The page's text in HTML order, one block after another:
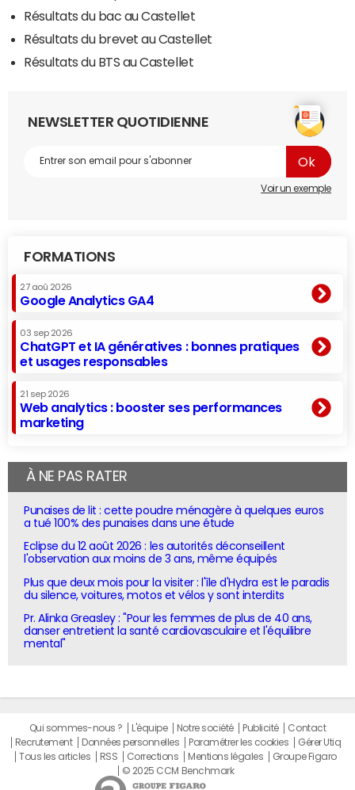
Résultats du bac au Castellet
Résultats du brevet au Castellet
Résultats du BTS au Castellet
NEWSLETTER QUOTIDIENNE
Voir un exemple
FORMATIONS
27 aoû 2026
Google Analytics GA4
03 sep 2026
ChatGPT et IA génératives : bonnes pratiques
et usages responsables
21 sep 2026
Web analytics : booster ses performances
marketing
À NE PAS RATER
Punaises de lit : cette poudre ménagère à quelques euros
a tué 100% des punaises dans une étude
Eclipse du 12 août 2026 : les autorités déconseillent
l'observation aux moins de 3 ans, même équipés
Plus que deux mois pour la visiter : l'île d'Hydra est le paradis
du silence, voitures, motos et vélos y sont interdits
Pr. Alinka Greasley : "Pour les femmes de plus de 40 ans,
danser entretient la santé cardiovasculaire et l'équilibre
mental"
Qui sommes-nous ? L'équipe Notre société Publicité
Contact
Recrutement
Données personnelles Paramétrer les cookies
Gérer Utiq
Tous les articles
RSS Corrections Mentions légales
Groupe Figaro
© 2025 CCM Benchmark